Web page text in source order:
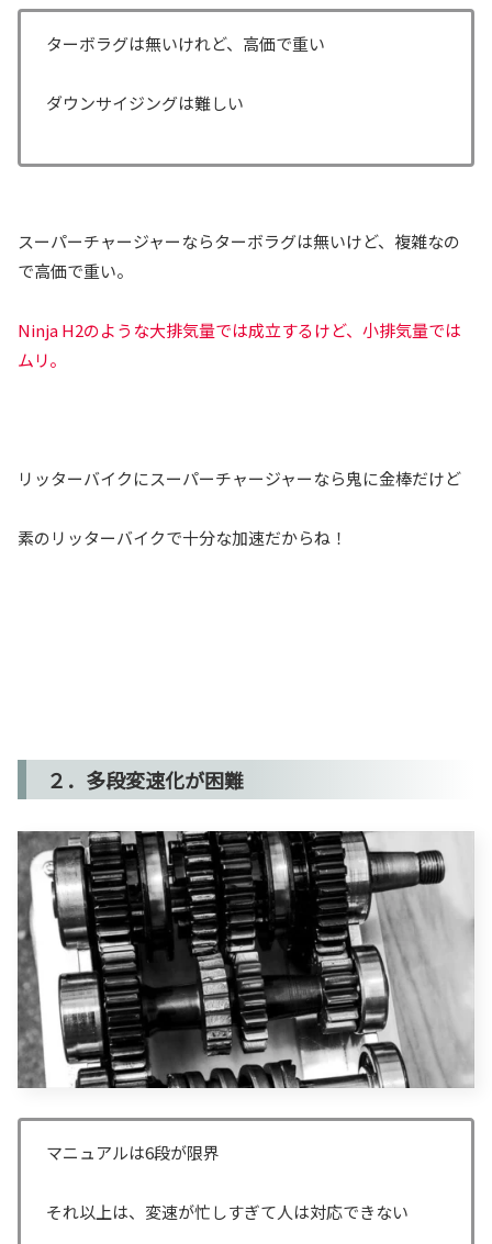
ターボラグは無いけれど、高価で重い
ダウンサイジングは難しい
スーパーチャージャーならターボラグは無いけど、複雑なの
で高価で重い。
Ninja H2のような大排気量では成立するけど、小排気量では
ムリ。
リッターバイクにスーパーチャージャーなら鬼に金棒だけど
素のリッターバイクで十分な加速だからね！
２．多段変速化が困難
マニュアルは6段が限界
それ以上は、変速が忙しすぎて人は対応できない